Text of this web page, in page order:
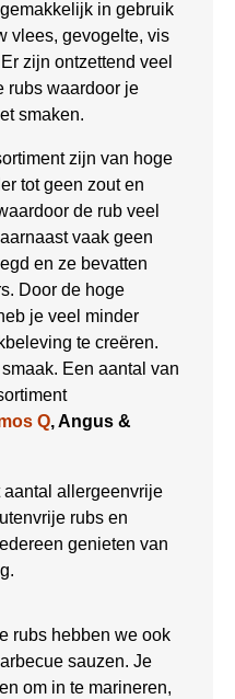
in gebruik
vlees, gevogelte, vis
zijn ontzettend veel
rubs waardoor je
smaken.
zijn van hoge
tot geen zout en
de rub veel
vaak geen
en ze bevatten
Door de hoge
je veel minder
te creëren.
Een aantal van
Q, Angus &
allergeenvrije
rubs en
genieten van
rubs hebben we ook
sauzen. Je
om in te marineren,